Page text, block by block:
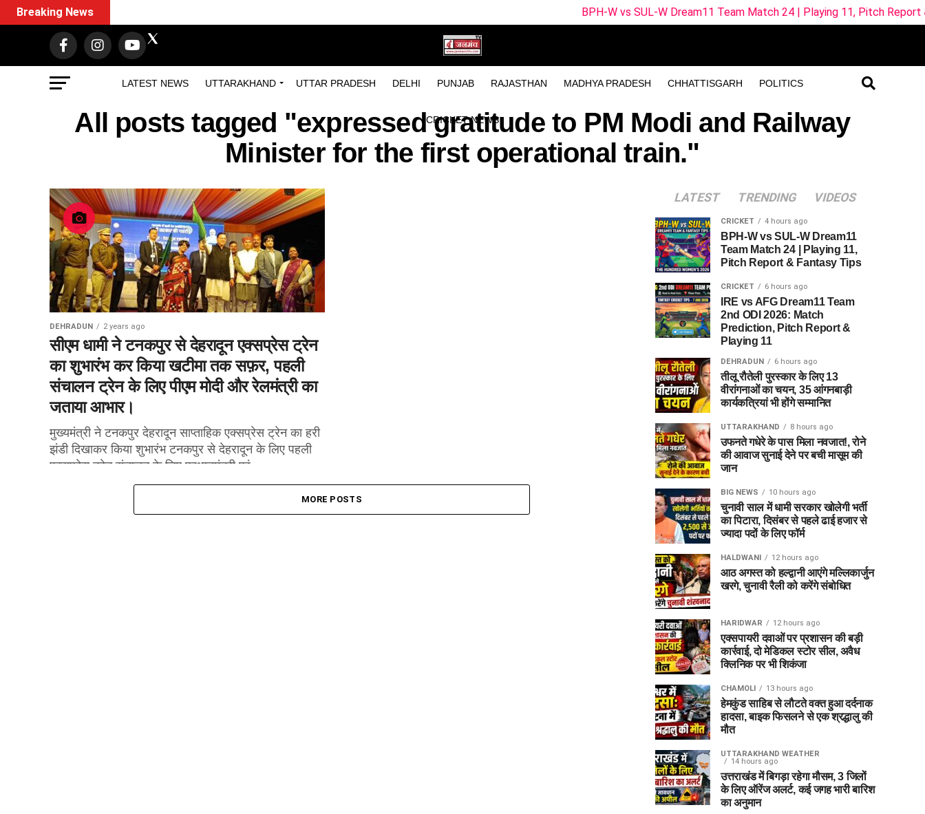
LATEST NEWS UTTARAKHAND UTTAR PRADESH DELHI PUNJAB RAJASTHAN MADHYA PRADESH CHHATTISGARH POLITICS
CRICKET NEWS
Breaking News BPH-W vs SUL-W Dream11 Team Match 24 | Playing 11, Pitch Report & Fantasy
All posts tagged "expressed gratitude to PM Modi and Railway
Minister for the first operational train."
DEHRADUN 2 years ago
सीएम धामी ने टनकपुर से देहरादून एक्सप्रेस ट्रेन
का शुभारंभ कर किया खटीमा तक सफ़र, पहली
संचालन ट्रेन के लिए पीएम मोदी और रेलमंत्री का
जताया आभार।
मुख्यमंत्री ने टनकपुर देहरादून साप्ताहिक एक्सप्रेस ट्रेन का हरी
झंडी दिखाकर किया शुभारंभ टनकपुर से देहरादून के लिए पहली
एक्सप्रेस ट्रेन संचालन के लिए प्रधानमंत्री एवं...
MORE POSTS
LATEST TRENDING VIDEOS
CRICKET 4 hours ago
BPH-W vs SUL-W Dream11
Team Match 24 | Playing 11,
Pitch Report & Fantasy Tips
CRICKET 6 hours ago
IRE vs AFG Dream11 Team
2nd ODI 2026: Match
Prediction, Pitch Report &
Playing 11
DEHRADUN 6 hours ago
तीलू रौतेली पुरस्कार के लिए 13
वीरांगनाओं का चयन, 35 आंगनबाड़ी
कार्यकत्रियां भी होंगे सम्मानित
UTTARAKHAND 8 hours ago
उफनते गधेरे के पास मिला नवजात!, रोने
की आवाज सुनाई देने पर बची मासूम की
जान
BIG NEWS 10 hours ago
चुनावी साल में धामी सरकार खोलेगी भर्ती
का पिटारा, दिसंबर से पहले ढाई हजार से
ज्यादा पदों के लिए फॉर्म
HALDWANI 12 hours ago
आठ अगस्त को हल्द्वानी आएंगे मल्लिकार्जुन
खरगे, चुनावी रैली को करेंगे संबोधित
HARIDWAR 12 hours ago
एक्सपायरी दवाओं पर प्रशासन की बड़ी
कार्रवाई, दो मेडिकल स्टोर सील, अवैध
क्लिनिक पर भी शिकंजा
CHAMOLI 13 hours ago
हेमकुंड साहिब से लौटते वक्त हुआ दर्दनाक
हादसा, बाइक फिसलने से एक श्रद्धालु की
मौत
UTTARAKHAND WEATHER
14 hours ago
उत्तराखंड में बिगड़ा रहेगा मौसम, 3 जिलों
के लिए ऑरेंज अलर्ट, कई जगह भारी बारिश
का अनुमान